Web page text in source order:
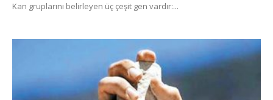
Kan gruplarını belirleyen üç çeşit gen vardır:...